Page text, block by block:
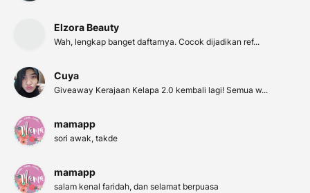
Elzora Beauty
Wah, lengkap banget daftarnya. Cocok dijadikan ref...
Cuya
Giveaway Kerajaan Kelapa 2.0 kembali lagi! Semua w...
mamapp
sori awak, takde
mamapp
salam kenal faridah, dan selamat berpuasa